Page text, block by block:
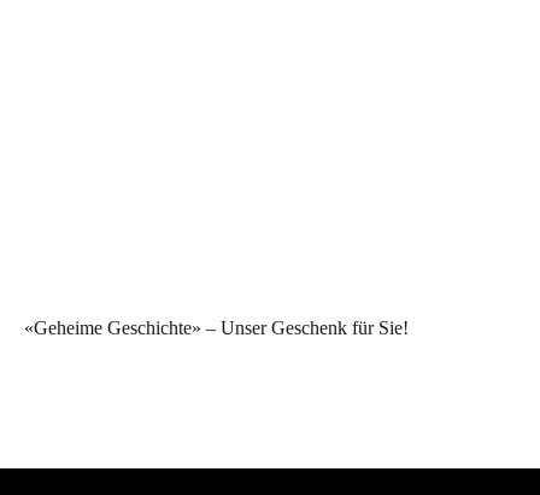
«Geheime Geschichte» – Unser Geschenk für Sie!